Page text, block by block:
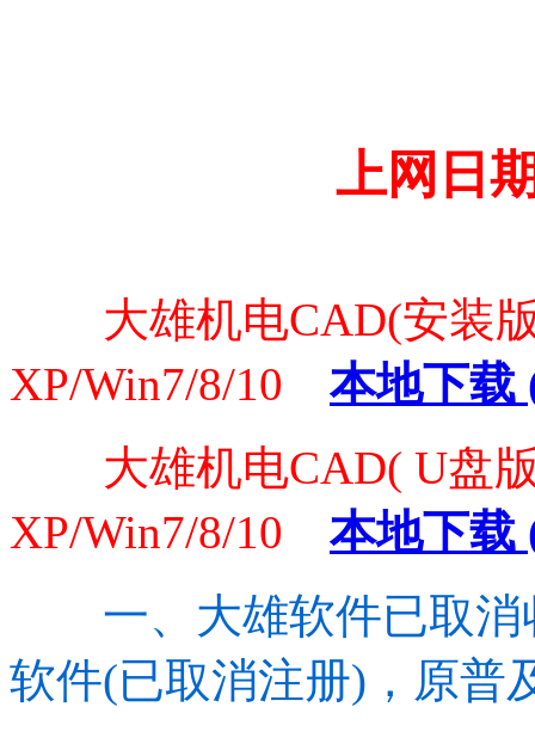
上网日
大雄机电CAD(安装
XP/Win7/8/10
本地下载
大雄机电CAD( U盘
XP/Win7/8/10
本地下载
一、大雄软件已取消
软件(已取消注册)，原普